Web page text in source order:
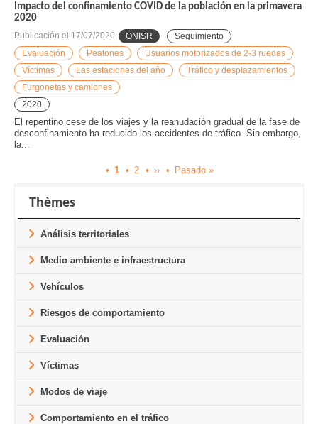
Impacto del confinamiento COVID de la población en la primavera
2020
Publicación el 17/07/2020 ONISR
Seguimiento
Evaluación
Peatones
Usuarios motorizados de 2-3 ruedas
Víctimas
Las estaciones del año
Tráfico y desplazamientos
Furgonetas y camiones
2020
El repentino cese de los viajes y la reanudación gradual de la fase de
desconfinamiento ha reducido los accidentes de tráfico. Sin embargo,
la...
Current
1 Página
2
Next
››
Last
Pasado »
Thèmes
Análisis territoriales
Medio ambiente e infraestructura
Vehículos
Riesgos de comportamiento
Evaluación
Víctimas
Modos de viaje
Comportamiento en el tráfico